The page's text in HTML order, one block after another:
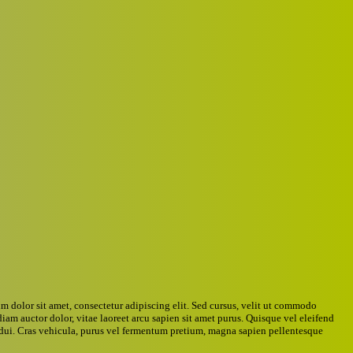
dolor sit amet, consectetur adipiscing elit. Sed cursus, velit ut commodo
auctor dolor, vitae laoreet arcu sapien sit amet purus. Quisque vel eleifend
Cras vehicula, purus vel fermentum pretium, magna sapien pellentesque